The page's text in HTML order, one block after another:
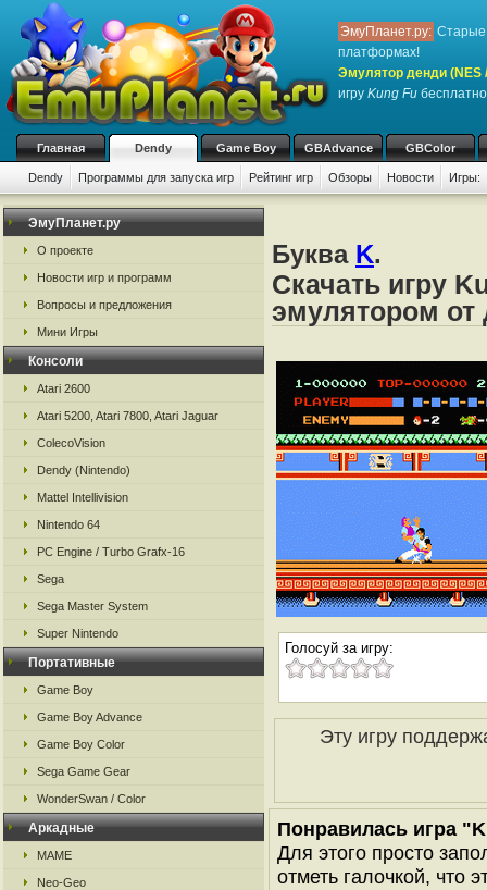
ЭмуПланет.ру: Старые
платформах!
Эмулятор денди (NES
игру Kung Fu
Главная Dendy Game Boy GBAdvance GBColor
Dendy Программы для запуска игр Рейтинг игр Обзоры Новости Игры:
ЭмуПланет.ру
О проекте
Новости игр и программ
Вопросы и предложения
Мини Игры
Консоли
Atari 2600
Atari 5200, Atari 7800, Atari Jaguar
ColecoVision
Dendy (Nintendo)
Mattel Intellivision
Nintendo 64
PC Engine / Turbo Grafx-16
Sega
Sega Master System
Super Nintendo
Портативные
Game Boy
Game Boy Advance
Game Boy Color
Sega Game Gear
WonderSwan / Color
Аркадные
MAME
Neo-Geo
Буква K.
Скачать игру
эмулятором от
Голосуй за игру:
Эту игру
Понравилась игра
Для этого просто
отметь галочкой, что